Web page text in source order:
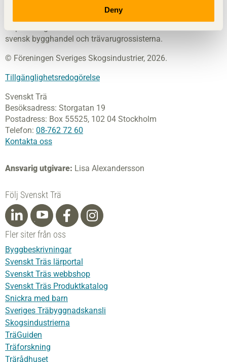
Deny
del av branschorganisationen Skogsindustrierna. Svenskt
Trä företräder också svensk limträ-, KL-trä- och
förpackningsindustri samt har ett nära samarbete med
svensk bygghandel och trävarugrossisterna.
© Föreningen Sveriges Skogsindustrier, 2026.
Tillgänglighetsredogörelse
Svenskt Trä
Besöksadress: Storgatan 19
Postadress: Box 55525, 102 04 Stockholm
Telefon: 08-762 72 60
Kontakta oss
Ansvarig utgivare: Lisa Alexandersson
Följ Svenskt Trä
Fler siter från oss
Byggbeskrivningar
Svenskt Träs lärportal
Svenskt Träs webbshop
Svenskt Träs Produktkatalog
Snickra med barn
Sveriges Träbyggnadskansli
Skogsindustrierna
TräGuiden
Träforskning
Trärådhuset